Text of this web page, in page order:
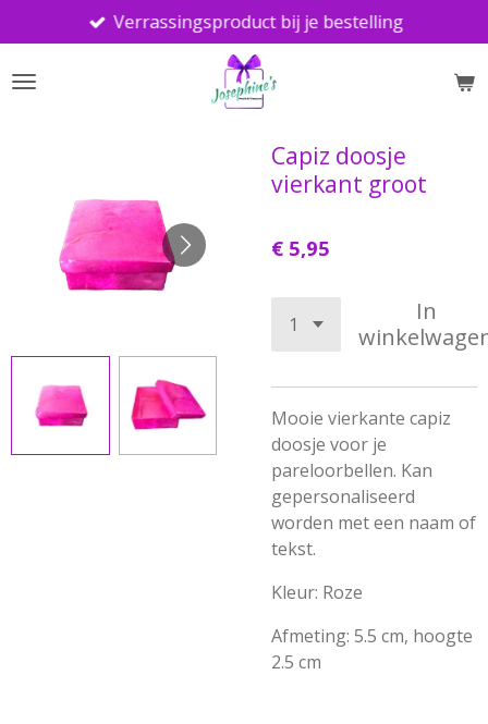
direct
naar
Verrassingsproduct bij je bestelling
Capiz doosje
vierkant groot
€ 5,95
In
Mooie vierkante capiz
doosje voor je
pareloorbellen. Kan
gepersonaliseerd
worden met een naam of
tekst.
Kleur: Roze
Afmeting: 5.5 cm, hoogte
2.5 cm